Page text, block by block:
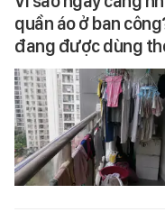
quần áo ở ban
đang được dùng